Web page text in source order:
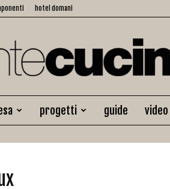
hotel domani
Ambiente
progetti guide video